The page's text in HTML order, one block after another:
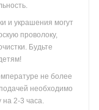
и украшения могут
проволоку,
Будьте
не более
необходимо
на 2-3 часа.